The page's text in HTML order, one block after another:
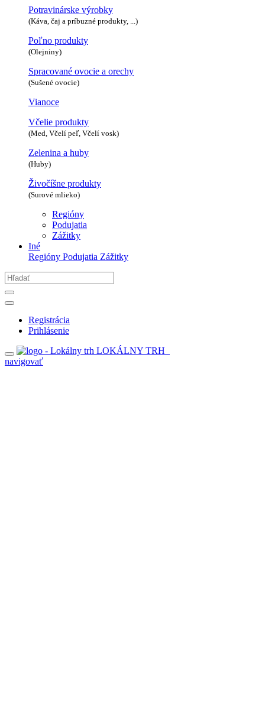
Potravinárske výrobky
(Káva, čaj a príbuzné produkty, ...)
Poľno produkty
(Olejniny)
Spracované ovocie a orechy
(Sušené ovocie)
Vianoce
Včelie produkty
(Med, Včelí peľ, Včelí vosk)
Zelenina a huby
(Huby)
Živočíšne produkty
(Surové mlieko)
Regióny
Podujatia
Zážitky
Iné
Regióny Podujatia Zážitky
Registrácia
Prihlásenie
LOKÁLNY TRH
navigovať